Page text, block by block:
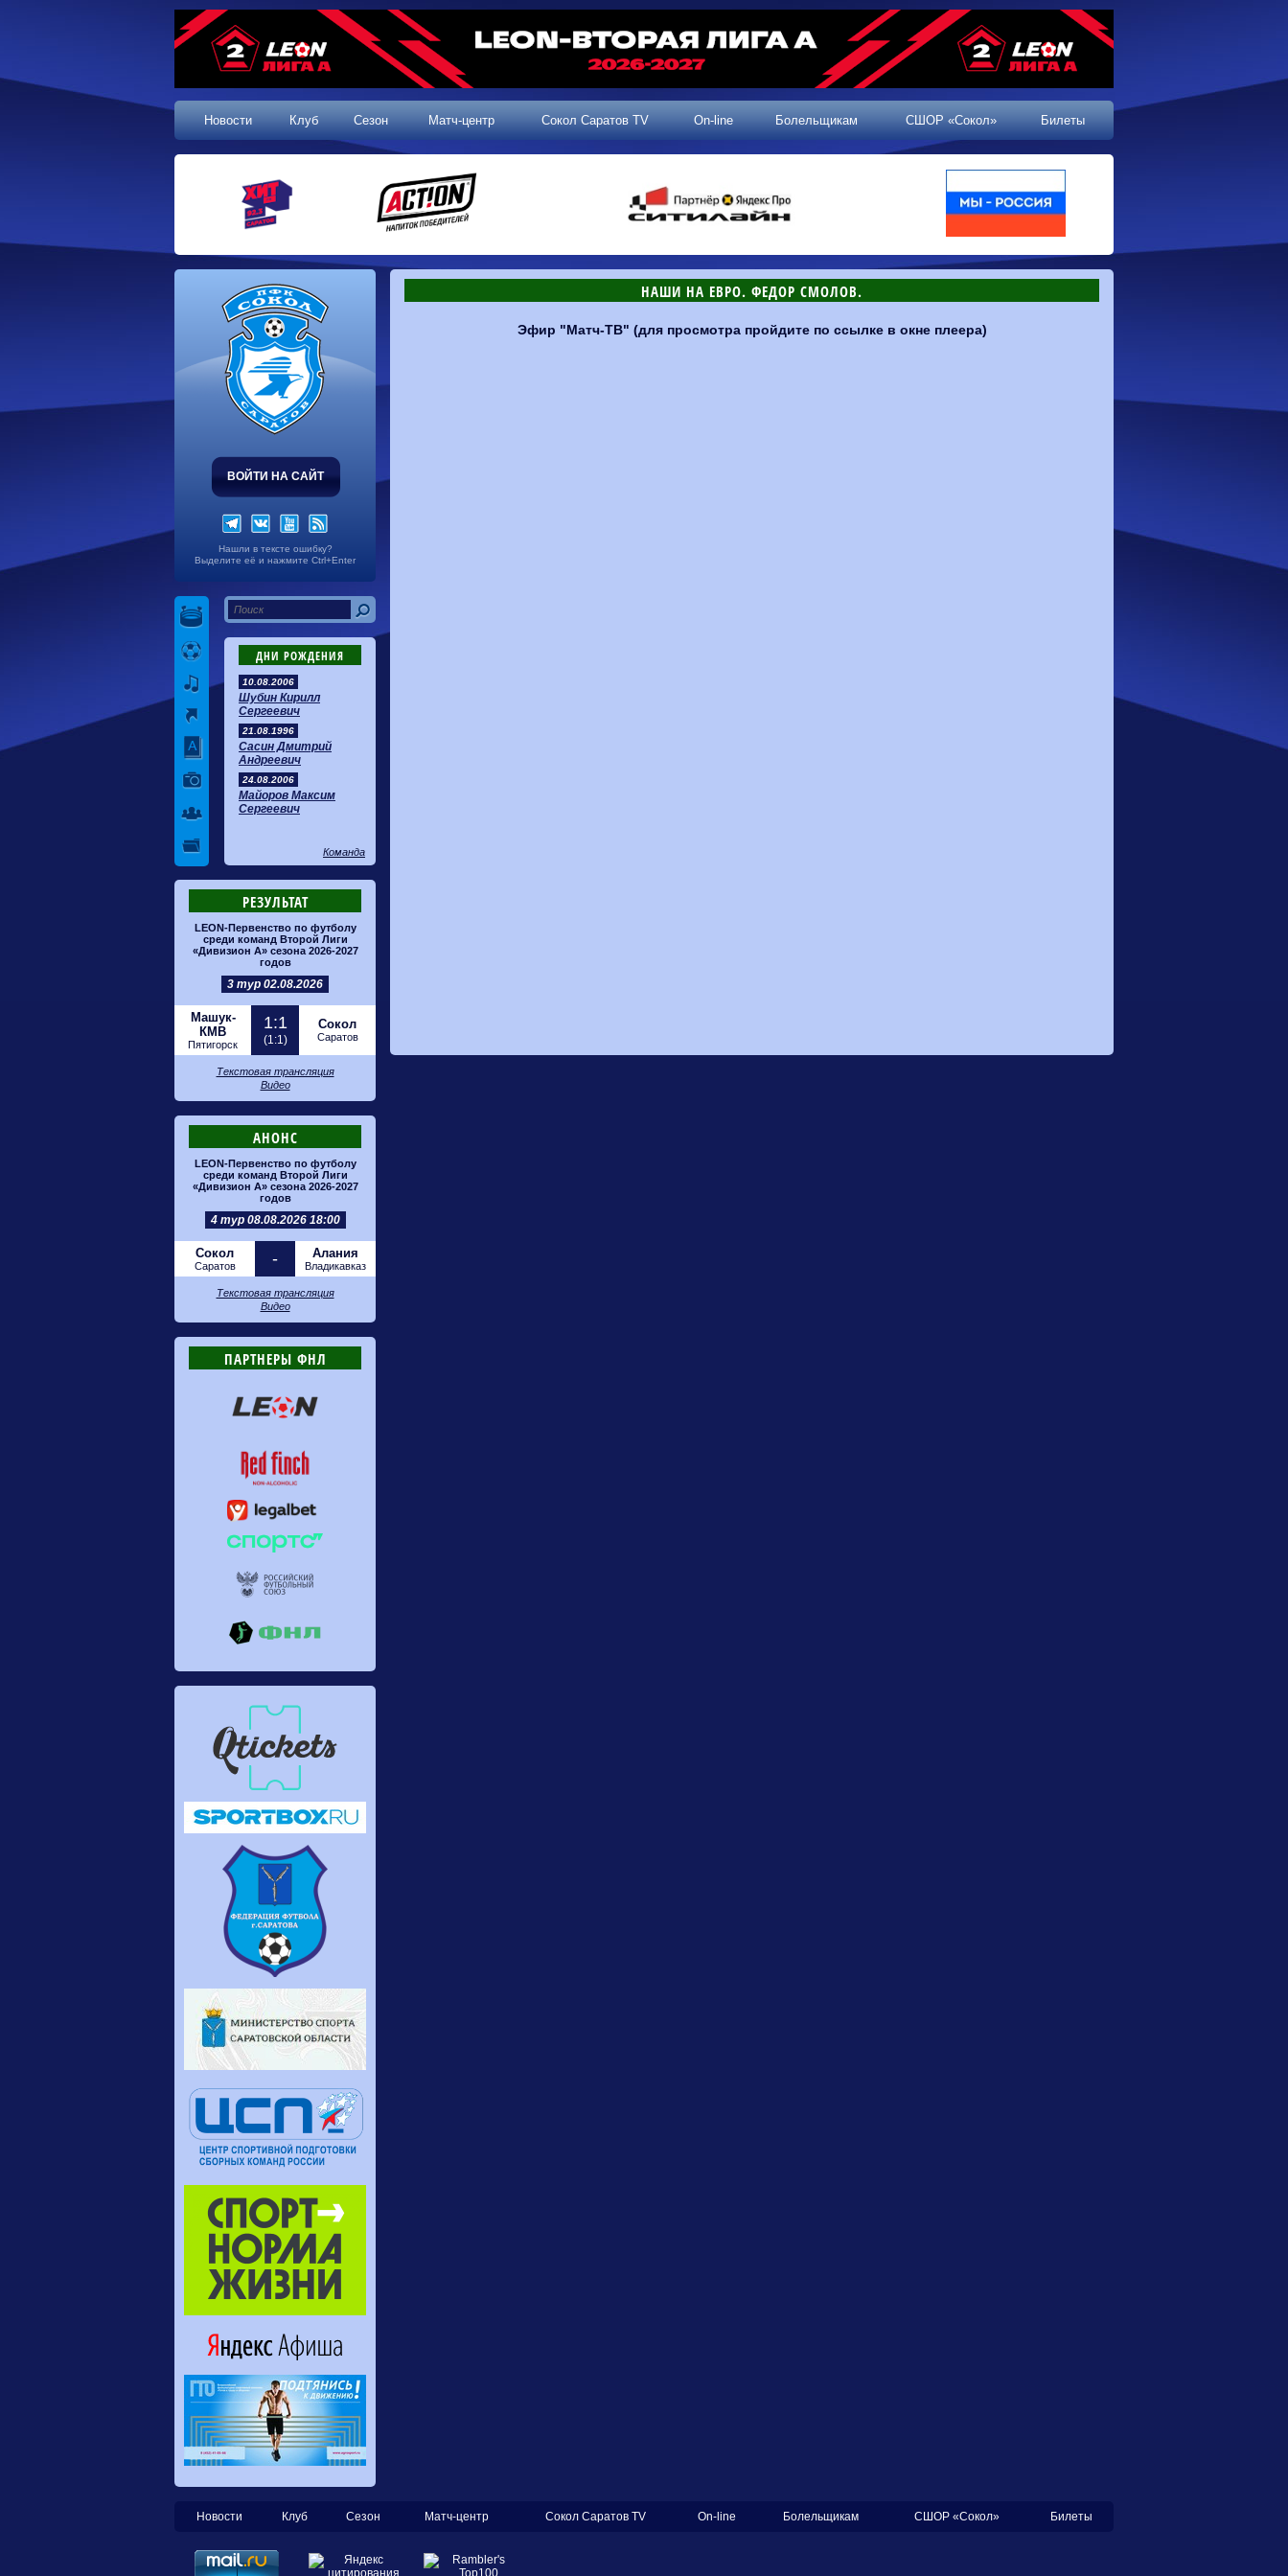
Новости Клуб Сезон Матч-центр Сокол Саратов TV On-line Болельщикам СШОР «Сокол» Билеты
ВОЙТИ НА САЙТ
Нашли в тексте ошибку?
Выделите её и нажмите Ctrl+Enter
ДНИ РОЖДЕНИЯ
10.08.2006
Шубин Кирилл
Сергеевич
21.08.1996
Сасин Дмитрий
Андреевич
24.08.2006
Майоров Максим
Сергеевич
Команда
РЕЗУЛЬТАТ
LEON-Первенство по футболу
среди команд Второй Лиги
«Дивизион А» сезона 2026-2027
годов
3 тур 02.08.2026
Машук-
КМВ
Пятигорск
1:1
(1:1)
Сокол
Саратов
Текстовая трансляция
Видео
АНОНС
LEON-Первенство по футболу
среди команд Второй Лиги
«Дивизион А» сезона 2026-2027
годов
4 тур 08.08.2026 18:00
Сокол
Саратов - Алания
Владикавказ
Текстовая трансляция
Видео
ПАРТНЕРЫ ФНЛ
НАШИ НА ЕВРО. ФЕДОР СМОЛОВ.
Эфир "Матч-ТВ" (для просмотра пройдите по ссылке в окне плеера)
Новости Клуб Сезон Матч-центр Сокол Саратов TV On-line Болельщикам СШОР «Сокол» Билеты